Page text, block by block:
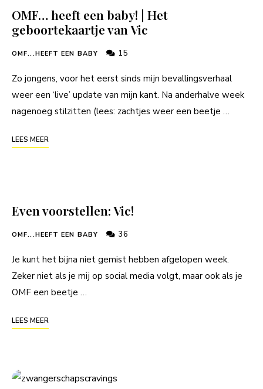
OMF… heeft een baby! | Het
geboortekaartje van Vic
OMF...HEEFT EEN BABY 15
Zo jongens, voor het eerst sinds mijn bevallingsverhaal
weer een ‘live’ update van mijn kant. Na anderhalve week
nagenoeg stilzitten (lees: zachtjes weer een beetje …
LEES MEER
Even voorstellen: Vic!
OMF...HEEFT EEN BABY 36
Je kunt het bijna niet gemist hebben afgelopen week.
Zeker niet als je mij op social media volgt, maar ook als je
OMF een beetje …
LEES MEER